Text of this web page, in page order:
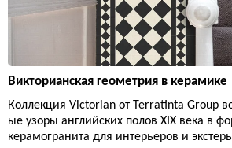
Викторианская геометрия в керамике
Коллекция Victorian от Terratinta Group
ые узоры английских полов XIX века в
керамогранита для интерьеров и